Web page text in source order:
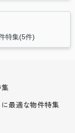
特集(5件)
最適な物件特集